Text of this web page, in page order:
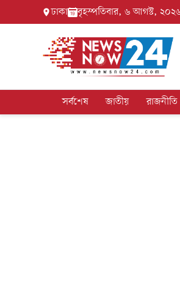
ঢাকা বৃহস্পতিবার, ৬ আগস্ট,
সর্বশেষ জাতীয় রাজনীতি